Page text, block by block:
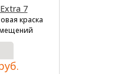
7
краска